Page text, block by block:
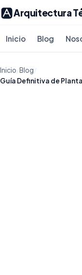
Arquitectura
Inicio Blog
Inicio/Blog/
Guía Definitiva de